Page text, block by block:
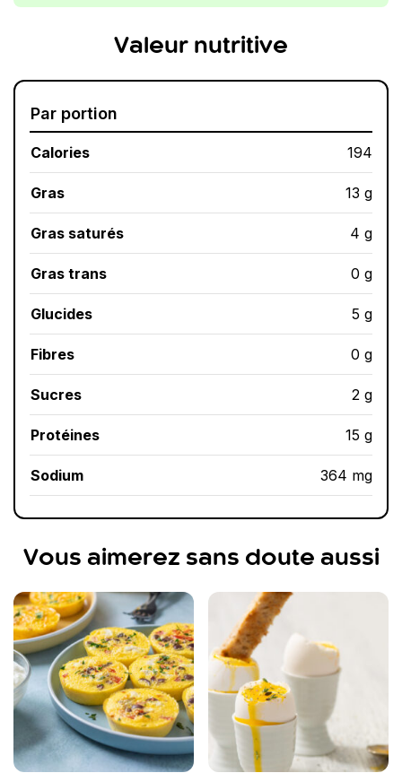
Valeur nutritive
Par portion
Calories 194
Gras 13 g
Gras saturés 4 g
Gras trans 0 g
Glucides 5 g
Fibres 0 g
Sucres 2 g
Protéines 15 g
Sodium 364 mg
Vous aimerez sans doute aussi